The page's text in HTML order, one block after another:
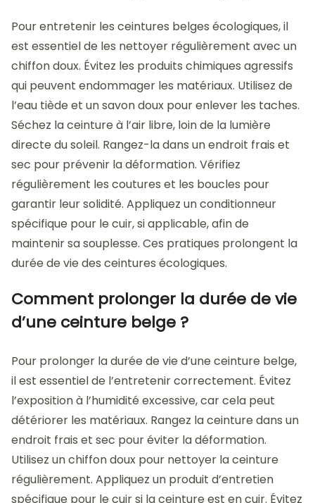
Pour entretenir les ceintures belges écologiques, il
est essentiel de les nettoyer régulièrement avec un
chiffon doux. Évitez les produits chimiques agressifs
qui peuvent endommager les matériaux. Utilisez de
l’eau tiède et un savon doux pour enlever les taches.
Séchez la ceinture à l’air libre, loin de la lumière
directe du soleil. Rangez-la dans un endroit frais et
sec pour prévenir la déformation. Vérifiez
régulièrement les coutures et les boucles pour
garantir leur solidité. Appliquez un conditionneur
spécifique pour le cuir, si applicable, afin de
maintenir sa souplesse. Ces pratiques prolongent la
durée de vie des ceintures écologiques.
Comment prolonger la durée de vie
d’une ceinture belge ?
Pour prolonger la durée de vie d’une ceinture belge,
il est essentiel de l’entretenir correctement. Évitez
l’exposition à l’humidité excessive, car cela peut
détériorer les matériaux. Rangez la ceinture dans un
endroit frais et sec pour éviter la déformation.
Utilisez un chiffon doux pour nettoyer la ceinture
régulièrement. Appliquez un produit d’entretien
spécifique pour le cuir si la ceinture est en cuir. Évitez